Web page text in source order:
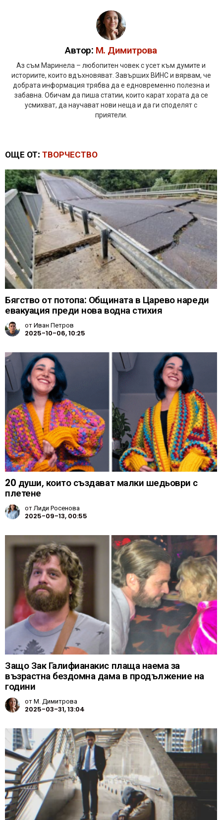
Автор: М. Димитрова
Аз съм Маринела – любопитен човек с усет към думите и
историите, които вдъхновяват. Завърших ВИНС и вярвам, че
добрата информация трябва да е едновременно полезна и
забавна. Обичам да пиша статии, които карат хората да се
усмихват, да научават нови неща и да ги споделят с
приятели.
ОЩЕ ОТ: ТВОРЧЕСТВО
Бягство от потопа: Общината в Царево нареди
евакуация преди нова водна стихия
отИван Петров
2025-10-06, 10:25
20 души, които създават малки шедьоври с
плетене
отЛиди Росенова
2025-09-13, 00:55
Защо Зак Галифианакис плаща наема за
възрастна бездомна дама в продължение на
години
отМ. Димитрова
2025-03-31, 13:04